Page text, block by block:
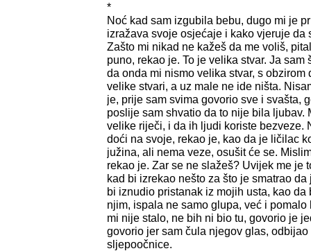
*
Noć kad sam izgubila bebu, dugo mi je
izražava svoje osjećaje i kako vjeruje da
Zašto mi nikad ne kažeš da me voliš,
puno, rekao je. To je velika stvar. Ja
da onda mi nismo velika stvar, s
velike stvari, a uz male ne ide ništa.
je, prije sam svima govorio sve i svašta,
poslije sam shvatio da to nije bila ljubav.
velike riječi, i da ih ljudi koriste bezveze.
doći na svoje, rekao je, kao da je ličilac
južina, ali nema veze, osušit će se.
rekao je. Zar se ne slažeš? Uvijek me je
kad bi izrekao nešto za što je smatrao
bi iznudio pristanak iz mojih usta, kao da
njim, ispala ne samo glupa, već i
mi nije stalo, ne bih ni bio tu, govorio je
govorio jer sam čula njegov glas,
sljepoočnice.